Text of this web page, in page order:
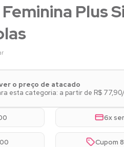
Plus
o preço de atacado
esta categoria: a partir de R$
6x
Cupom